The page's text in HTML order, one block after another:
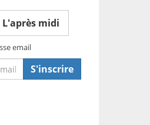
L'après midi
email
S'inscrire